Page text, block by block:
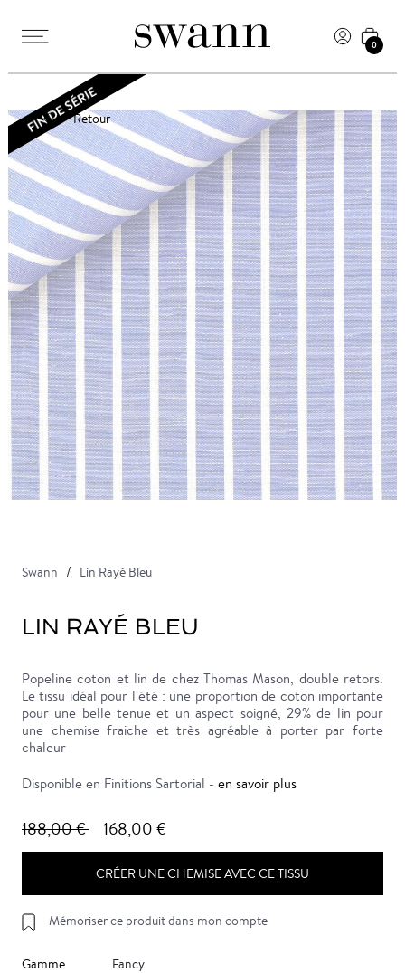
0
Retour
Swann Lin Rayé Bleu
LIN RAYÉ BLEU
Popeline coton et lin de chez Thomas Mason, double retors.
Le tissu idéal pour l'été : une proportion de coton importante
pour une belle tenue et un aspect soigné, 29% de lin pour
une chemise fraiche et très agréable à porter par forte
chaleur
Disponible en Finitions Sartorial - en savoir plus
188,00 € 168,00 €
CRÉER UNE CHEMISE AVEC CE TISSU
Mémoriser ce produit dans mon compte
Gamme
Fancy